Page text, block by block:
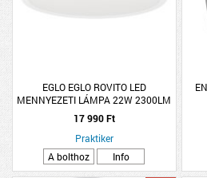
EGLO EGLO ROVITO LED
MENNYEZETI LÁMPA 22W 2300LM
2700-6500K IP44 38,9X38,9CM
FEHÉR
17 990 Ft
Praktiker
A bolthoz
Info